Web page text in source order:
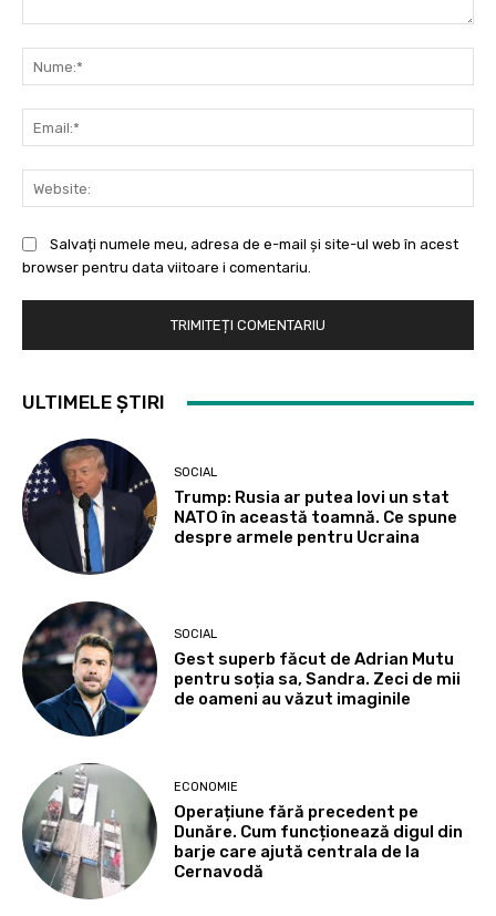
Salvați numele meu, adresa de e-mail și site-ul web în acest
browser pentru data viitoare i comentariu.
ULTIMELE ȘTIRI
SOCIAL
Trump: Rusia ar putea lovi un stat
NATO în această toamnă. Ce spune
despre armele pentru Ucraina
SOCIAL
Gest superb făcut de Adrian Mutu
pentru soția sa, Sandra. Zeci de mii
de oameni au văzut imaginile
ECONOMIE
Operațiune fără precedent pe
Dunăre. Cum funcționează digul din
barje care ajută centrala de la
Cernavodă